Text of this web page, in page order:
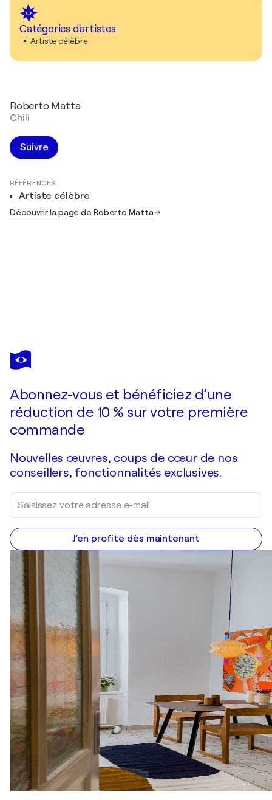
Catégories d'artistes
Artiste célèbre
Roberto Matta
Chili
Suivre
RÉFÉRENCES
Artiste célèbre
Découvrir la page de Roberto Matta
ROBERTO MATTA
SENZA TITOLO
Abonnez-vous et bénéficiez d’une
réduction de 10 % sur votre première
commande
Nouvelles œuvres, coups de cœur de nos
conseillers, fonctionnalités exclusives.
J'en profite dès maintenant